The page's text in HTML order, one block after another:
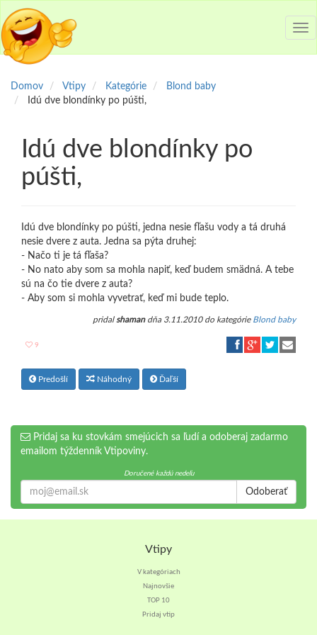
Domov Vtipy Kategórie
Blond baby
Idú dve blondínky po púšti,
Idú dve blondínky po
púšti,
Idú dve blondínky po púšti, jedna nesie fľašu vody a tá druhá
nesie dvere z auta. Jedna sa pýta druhej:
- Načo ti je tá fľaša?
- No nato aby som sa mohla napiť, keď budem smädná. A tebe
sú na čo tie dvere z auta?
- Aby som si mohla vyvetrať, keď mi bude teplo.
pridal shamandňa 3.11.2010 do kategórie Blond baby
9
Predošlí Náhodný Ďaľší
Pridaj sa ku stovkám smejúcich sa ľudí a odoberaj zadarmo
emailom týždenník Vtipoviny.
Doručené každú nedeľu
Odoberať
Vtipy
V kategóriach
Najnovšie
TOP 10
Pridaj vtip